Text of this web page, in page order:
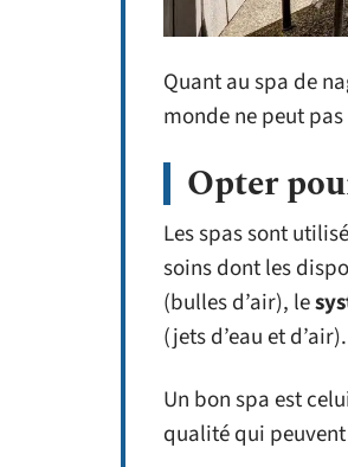
Quant au spa de
monde ne peut
Opter
Les spas sont
soins dont les
(bulles d’air), le
(jets d’eau et d’air).
Un bon spa est
qualité qui